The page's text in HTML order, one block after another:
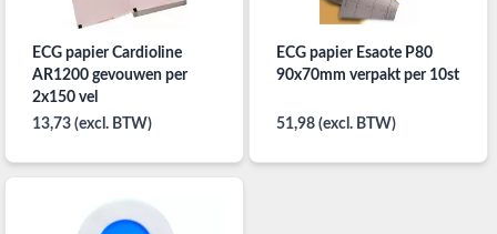
ECG papier Cardioline
AR1200 gevouwen per
2x150 vel
13,73 (excl. BTW)
ECG papier Esaote P80
90x70mm verpakt per 10st
51,98 (excl. BTW)